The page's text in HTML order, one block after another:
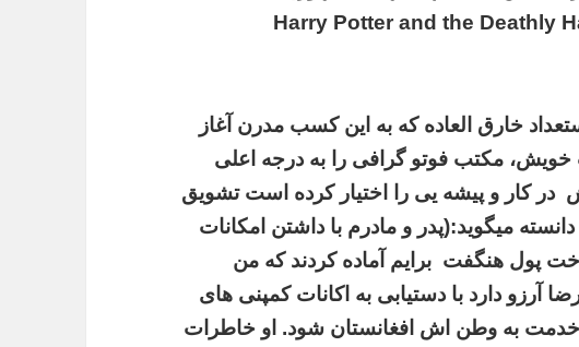
Harry Potter and the Deathly
خارق العاده که به این کسب مدرن آغاز
خویش، مکتب فوتو گرافی را به درجه اعلی
کار و پیشه یی را اختیار کرده است تشویق
میگوید:(پدر و مادرم با داشتن امکانات
پول هنگفت برایم آماده کردند که من
آرزو دارد با دستیابی به اکانات کمپنی های
به وطن اش افغانستان شود. او خاطرات